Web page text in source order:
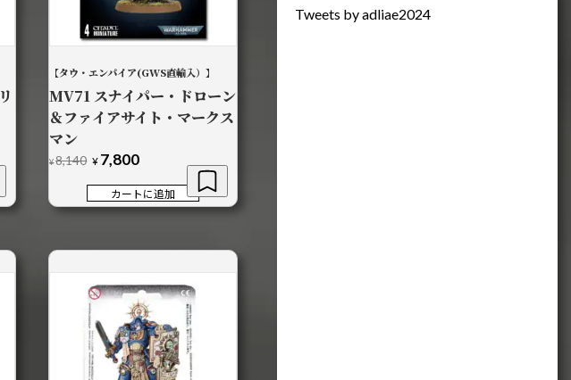
【タウ・エンパイア(GWS直輸入）】
MV71 スナイパー・ドローン
＆ファイアサイト・マークス
マン
¥8,140 元
格
た。
¥ 7,800現
の
価
は
す。
カートに追加
Tweets by adliae2024